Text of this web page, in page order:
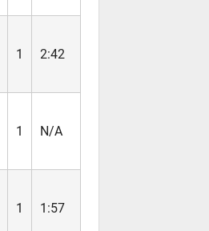
1 2:42
1
N/A
1 1:57